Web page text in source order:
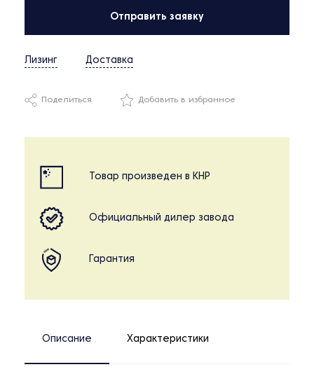
Отправить заявку
Лизинг Доставка
Поделиться Добавить в избранное
Товар произведен в КНР
Официальный дилер завода
Гарантия
Описание Характеристики